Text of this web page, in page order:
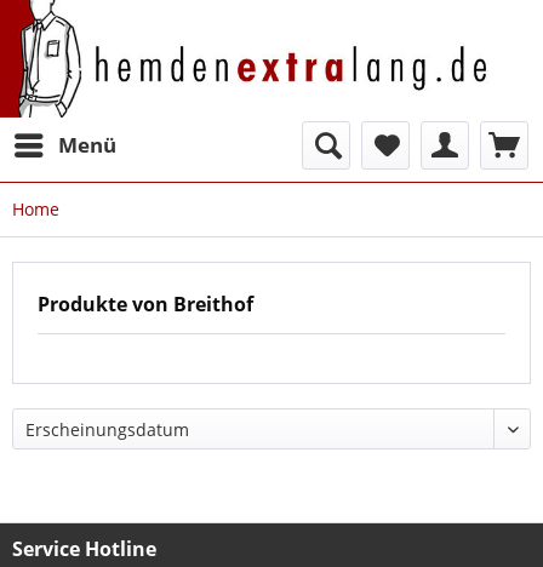
Menü
Home
Produkte von Breithof
Service Hotline